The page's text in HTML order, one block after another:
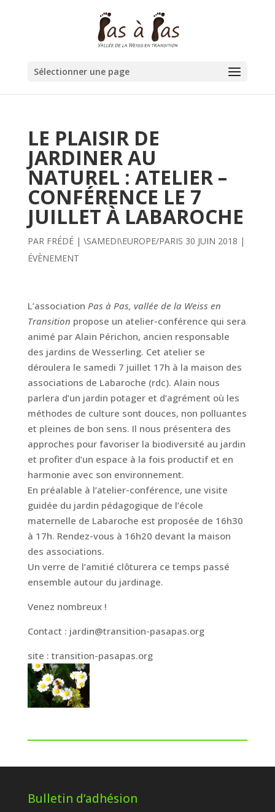
Sélectionner une page
LE PLAISIR DE
JARDINER AU
NATUREL : ATELIER –
CONFÉRENCE LE 7
JUILLET À LABAROCHE
PAR FRÉDÉ| \SAMEDI\EUROPE/PARIS 30 JUIN 2018 |
ÉVÈNEMENT
L’association Pas à Pas, vallée de la Weiss en
Transition propose un atelier-conférence qui sera
animé par Alain Périchon, ancien responsable
des jardins de Wesserling. Cet atelier se
déroulera le samedi 7 juillet 17h à la maison des
associations de Labaroche (rdc). Alain nous
parlera d’un jardin potager et d’agrément où les
méthodes de culture sont douces, non polluantes
et pleines de bon sens. Il nous présentera des
approches pour favoriser la biodiversité au jardin
et profiter d’un espace à la fois productif et en
harmonie avec son environnement.
En préalable à l’atelier-conférence, une visite
guidée du jardin pédagogique de l’école
maternelle de Labaroche est proposée de 16h30
à 17h. Rendez-vous à 16h20 devant la maison
des associations.
Un verre de l’amitié clôturera ce temps passé
ensemble autour du jardinage.
Venez nombreux !
Contact : jardin@transition-pasapas.org
site : transition-pasapas.org
Bulletin d’adhésion